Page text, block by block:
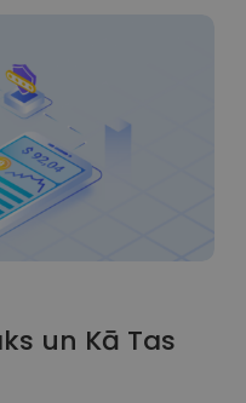
un Kā Tas